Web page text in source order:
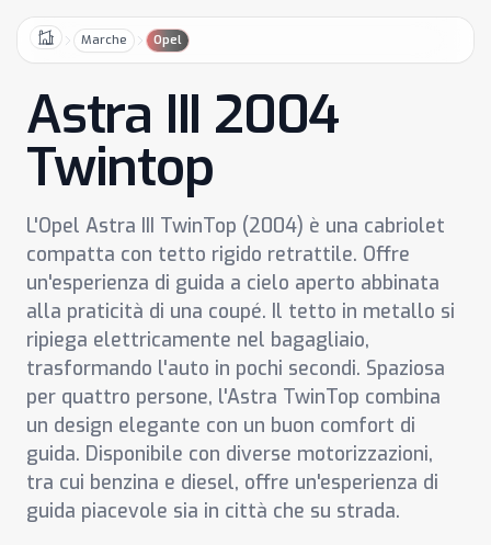
HomeMarche Opel
Astra III 2004
Twintop
L'Opel Astra III TwinTop (2004) è una cabriolet
compatta con tetto rigido retrattile. Offre
un'esperienza di guida a cielo aperto abbinata
alla praticità di una coupé. Il tetto in metallo si
ripiega elettricamente nel bagagliaio,
trasformando l'auto in pochi secondi. Spaziosa
per quattro persone, l'Astra TwinTop combina
un design elegante con un buon comfort di
guida. Disponibile con diverse motorizzazioni,
tra cui benzina e diesel, offre un'esperienza di
guida piacevole sia in città che su strada.